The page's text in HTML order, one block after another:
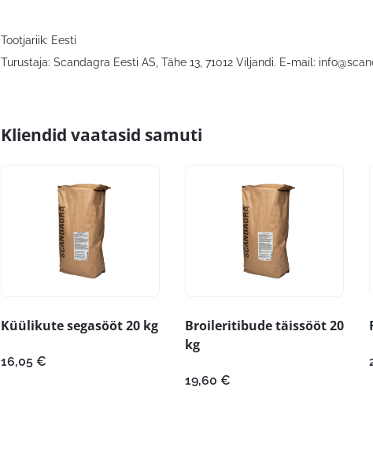
Tootjariik: Eesti
Turustaja: Scandagra Eesti AS, Tähe 13, 71012 Viljandi. E-mail:
Kliendid vaatasid samuti
Küülikute segasööt 20 kg
16,05 €
Broileritibude täissööt 20
kg
19,60 €